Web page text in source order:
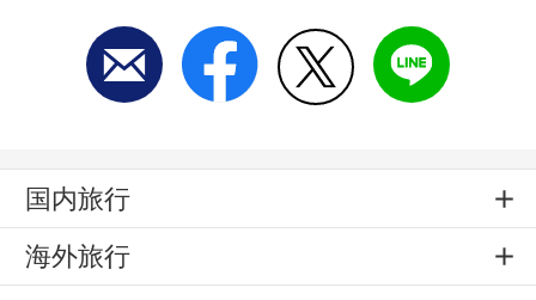
国内旅行
海外旅行